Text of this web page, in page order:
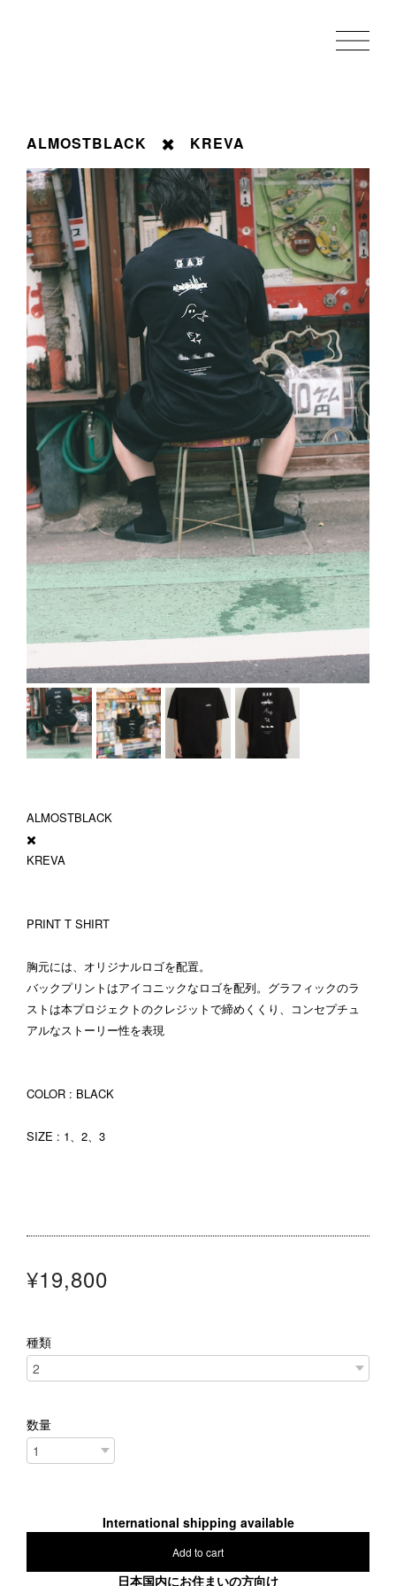
ALMOSTBLACK ✖️ KREVA
ALMOSTBLACK
✖️
KREVA
PRINT T SHIRT
胸元には、オリジナルロゴを配置。
バックプリントはアイコニックなロゴを配列。グラフィックのラ
ストは本プロジェクトのクレジットで締めくくり、コンセプチュ
アルなストーリー性を表現
COLOR : BLACK
SIZE : 1、2、3
¥19,800
種類
数量
International shipping available
Add to cart
日本国内にお住まいの方向け